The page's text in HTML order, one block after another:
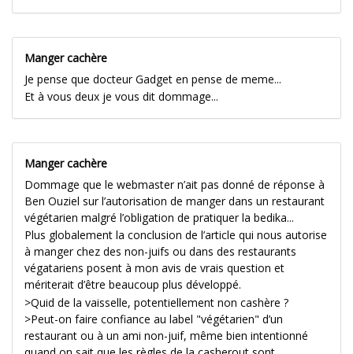
Manger cachère
Je pense que docteur Gadget en pense de meme...
Et à vous deux je vous dit dommage...
Manger cachère
Dommage que le webmaster n’ait pas donné de réponse à
Ben Ouziel sur l’autorisation de manger dans un restaurant
végétarien malgré l’obligation de pratiquer la bedika...
Plus globalement la conclusion de l’article qui nous autorise
à manger chez des non-juifs ou dans des restaurants
végatariens posent à mon avis de vrais question et
mériterait d’être beaucoup plus développé.
>Quid de la vaisselle, potentiellement non cashère ?
>Peut-on faire confiance au label "végétarien" d’un
restaurant ou à un ami non-juif, même bien intentionné